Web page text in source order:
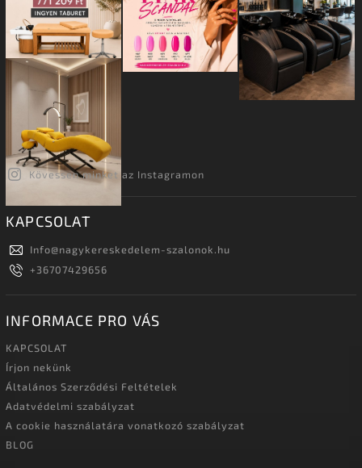
Kövessen minket az Instagramon
KAPCSOLAT
Info@nagykereskedelem-szalonok.hu
+36707429656
INFORMACE PRO VÁS
KAPCSOLAT
Írjon nekünk
Általános Szerződési Feltételek
Adatvédelmi szabályzat
A cookie használatára vonatkozó szabályzat
BLOG